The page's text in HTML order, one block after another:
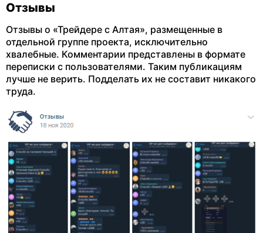
Отзывы
Отзывы о «Трейдере с Алтая», размещенные в
отдельной группе проекта, исключительно
хвалебные. Комментарии представлены в формате
переписки с пользователями. Таким публикациям
лучше не верить. Подделать их не составит никакого
труда.